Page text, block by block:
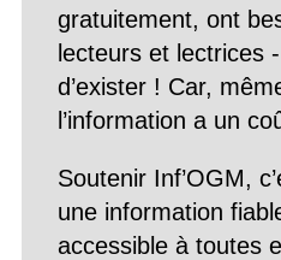
gratuitement, ont
lecteurs et lectrices
d’exister ! Car,
l’information a un
Soutenir Inf’OGM,
une information
accessible à toutes